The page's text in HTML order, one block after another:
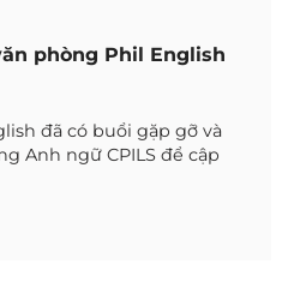
phòng Phil English
đã có buổi gặp gỡ và
Anh ngữ CPILS để cập